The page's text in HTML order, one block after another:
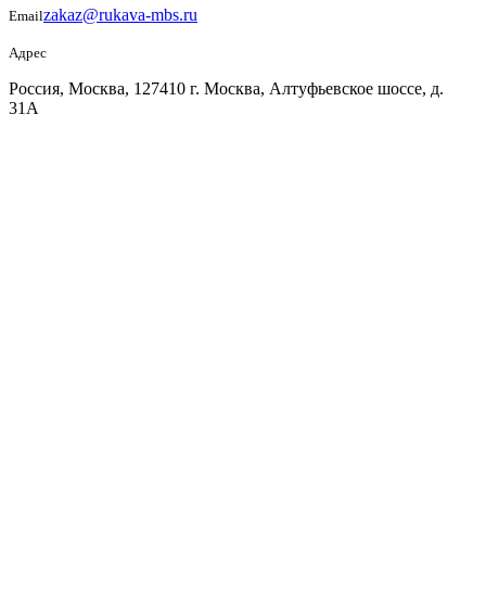
Emailzakaz@rukava-mbs.ru
Адрес
Россия, Москва, 127410 г. Москва, Алтуфьевское шоссе, д.
31А